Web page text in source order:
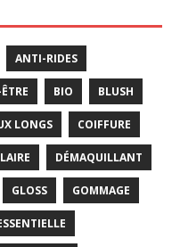
ANTI-RIDES
BIO BLUSH
LONGS COIFFURE
DÉMAQUILLANT
GLOSS GOMMAGE